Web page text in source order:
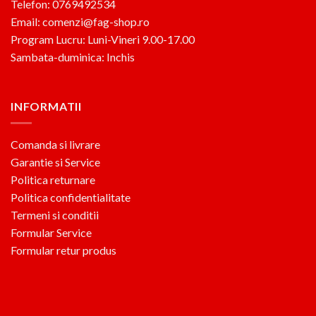
Telefon: 0769492534
Email: comenzi@fag-shop.ro
Program Lucru: Luni-Vineri 9.00-17.00
Sambata-duminica: Inchis
INFORMATII
Comanda si livrare
Garantie si Service
Politica returnare
Politica confidentialitate
Termeni si conditii
Formular Service
Formular retur produs